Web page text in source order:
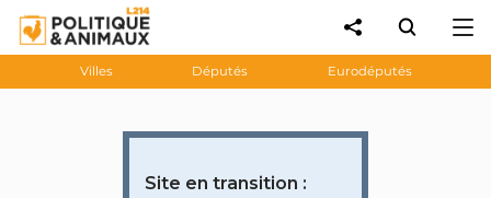
Villes Députés Eurodéputés
Site en transition :